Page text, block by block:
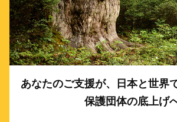
あなたのご支援が、日本と世界
保護団体の底上げ